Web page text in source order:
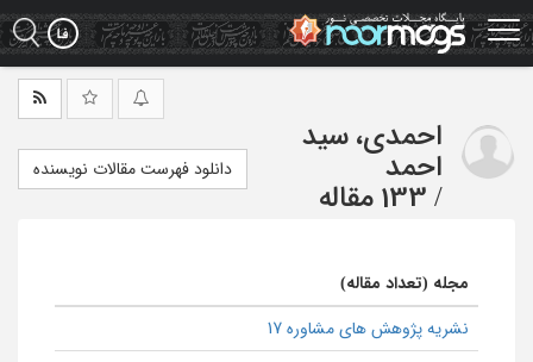
Skip
to
main
احمدی، سید
احمد
/ 133 مقاله
دانلود فهرست مقالات نویسنده
مجله (تعداد مقاله)
نشریه پژوهش های مشاوره 17